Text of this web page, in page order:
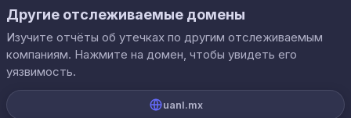
Другие отслеживаемые домены
Изучите отчёты об утечках по другим отслеживаемым
компаниям. Нажмите на домен, чтобы увидеть его
уязвимость.
uanl.mx